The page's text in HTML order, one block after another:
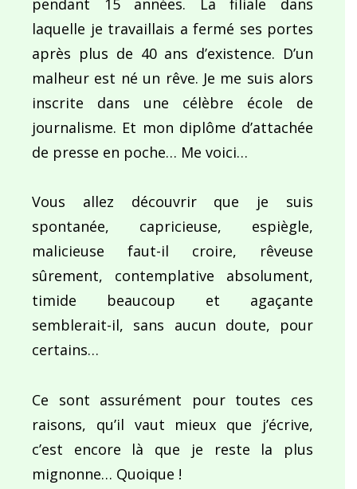
pendant 15 années. La filiale dans
laquelle je travaillais a fermé ses portes
après plus de 40 ans d’existence. D’un
malheur est né un rêve. Je me suis alors
inscrite dans une célèbre école de
journalisme. Et mon diplôme d’attachée
de presse en poche… Me voici…
Vous allez découvrir que je suis
spontanée, capricieuse, espiègle,
malicieuse faut-il croire, rêveuse
sûrement, contemplative absolument,
timide beaucoup et agaçante
semblerait-il, sans aucun doute, pour
certains…
Ce sont assurément pour toutes ces
raisons, qu’il vaut mieux que j’écrive,
c’est encore là que je reste la plus
mignonne… Quoique !